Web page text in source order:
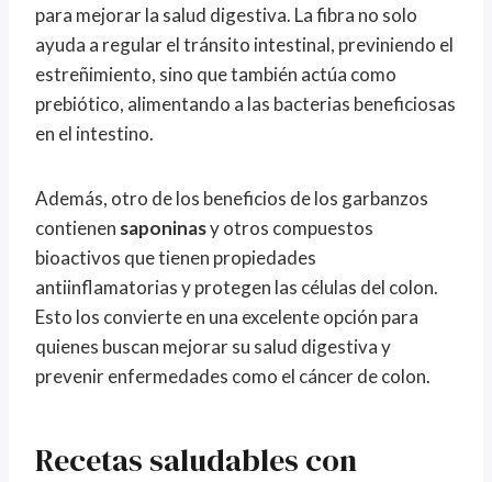
para mejorar la salud digestiva. La fibra no solo
ayuda a regular el tránsito intestinal, previniendo el
estreñimiento, sino que también actúa como
prebiótico, alimentando a las bacterias beneficiosas
en el intestino.
Además, otro de los beneficios de los garbanzos
contienen saponinasy otros compuestos
bioactivos que tienen propiedades
antiinflamatorias y protegen las células del colon.
Esto los convierte en una excelente opción para
quienes buscan mejorar su salud digestiva y
prevenir enfermedades como el cáncer de colon.
Recetas saludables con